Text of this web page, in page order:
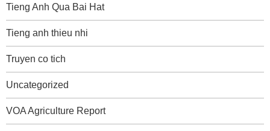
Tieng Anh Qua Bai Hat
Tieng anh thieu nhi
Truyen co tich
Uncategorized
VOA Agriculture Report